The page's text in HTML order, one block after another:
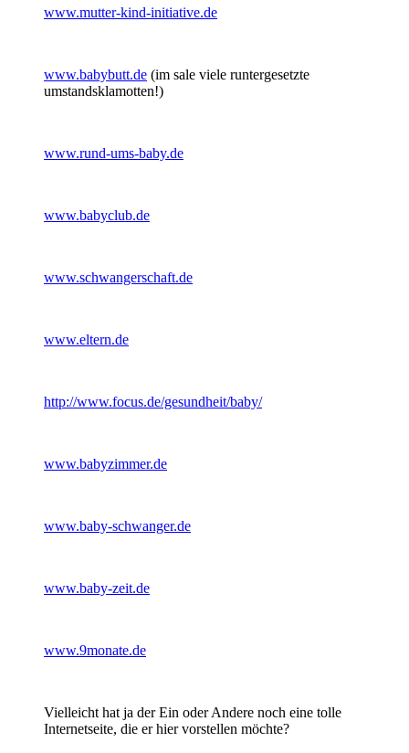
www.mutter-kind-initiative.de
www.babybutt.de (im sale viele runtergesetzte
umstandsklamotten!)
www.rund-ums-baby.de
www.babyclub.de
www.schwangerschaft.de
www.eltern.de
http://www.focus.de/gesundheit/baby/
www.babyzimmer.de
www.baby-schwanger.de
www.baby-zeit.de
www.9monate.de
Vielleicht hat ja der Ein oder Andere noch eine tolle
Internetseite, die er hier vorstellen möchte?